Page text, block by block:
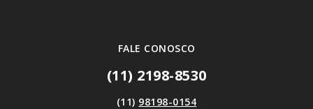
FALE CONOSCO
(11) 2198-8530
(11) 98198-0154